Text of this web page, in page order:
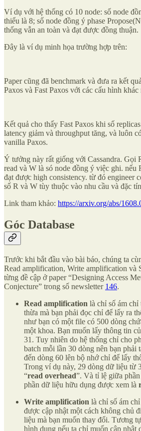
Ví dụ với hệ thống có 10 node: số node
thiểu là 8; số node đồng ý phase
thống vẫn an toàn và đạt được đồng thuận.
Đây là ví dụ minh họa trường hợp trên:
Paper cũng đã benchmark và đưa ra kết
Paxos và Fast Paxos với các cấu hình khác
Kết quả cho thấy Fast Paxos khi số
latency giảm và throughput tăng, và luôn
vanilla Paxos.
Ý tưởng này rất giống với Cassandra. Gọi
read và W là só node đồng ý việc ghi.
đạt được high consistency. từ đó engineer
số R và W tùy thuộc vào nhu cầu và đặc
Link tham khảo: https://arxiv.org/abs/
Góc Database
Trước khi bắt đầu vào bài báo, chúng ta
Read amplification, Write amplification và
từng đề cập ở paper “Designing Access
Conjecture” trong số newsletter 146.
Read amplification là chỉ số ám
thừa mà bạn phải đọc chỉ để lấy ra
như bạn có một file có 500 dòng
một khoa. Bạn muốn lấy thông tin
31. Tuy nhiên do hệ thống chỉ cho
batch mỗi lần 30 dòng nên bạn phải
đến dòng 60 lên bộ nhớ chỉ để lấy
Trong ví dụ này, 29 dòng dữ liệu từ
“read overhead”. Và tỉ lệ giữa
phần dữ liệu hữu dụng được xem là
Write amplification là chỉ số ám
được cập nhật một cách không chủ
liệu mà bạn muốn thay đổi. Tương
hình dung nếu ta chỉ muốn cập nhật